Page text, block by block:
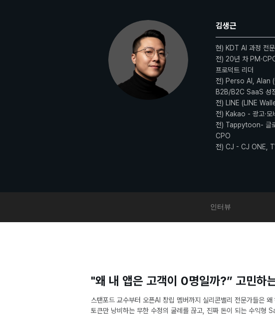
김생근
현) KDT AI 과정 전
전) 20년 차
프로덕트 리더
전) Perso AI, Alan (
B2B/B2C SaaS 성
전) LINE (LINE
전) Kakao - 광고·모
전) Tappytoon- 글
CPO
전) CJ - CJ ONE,
인터뷰
"왜 내 앱은 고객이 0명일까?” 고민하
스탠포드 교수부터 오픈AI 창립 멤버까지 실리콘밸리 전문가들은
토큰만 낭비하는 무한 수정의 굴레를 끊고, 진짜 돈이 되는 수익형